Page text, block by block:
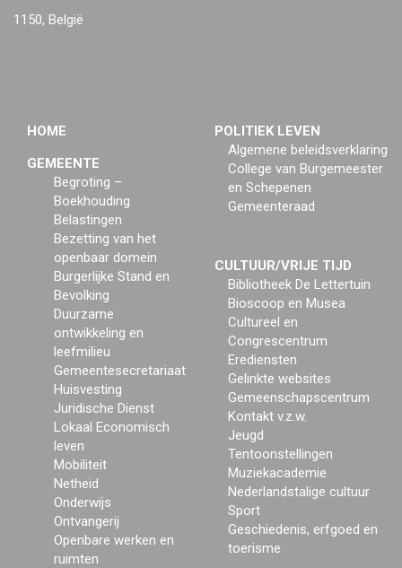
1150, België
HOME
GEMEENTE
Begroting –
Boekhouding
Belastingen
Bezetting van het
openbaar domein
Burgerlijke Stand en
Bevolking
Duurzame
ontwikkeling en
leefmilieu
Gemeentesecretariaat
Huisvesting
Juridische Dienst
Lokaal Economisch
leven
Mobiliteit
Netheid
Onderwijs
Ontvangerij
Openbare werken en
ruimten
POLITIEK LEVEN
Algemene beleidsverklaring
College van Burgemeester
en Schepenen
Gemeenteraad
CULTUUR/VRIJE TIJD
Bibliotheek De Lettertuin
Bioscoop en Musea
Cultureel en
Congrescentrum
Erediensten
Gelinkte websites
Gemeenschapscentrum
Kontakt v.z.w.
Jeugd
Tentoonstellingen
Muziekacademie
Nederlandstalige cultuur
Sport
Geschiedenis, erfgoed en
toerisme